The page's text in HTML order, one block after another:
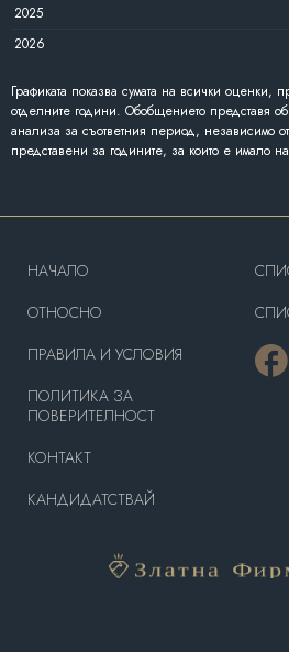
2025
2026
Графиката показва сумата на всички
отделните години. Обобщението представя
анализа за съответния период, независимо
представени за годините, за които е имало
HAЧАЛО
OТНОСНО
ПРАВИЛА И УСЛОВИЯ
ПОЛИТИКА ЗА
ПОВЕРИТЕЛНОСТ
КОНТАКТ
КАНДИДАТСТВАЙ